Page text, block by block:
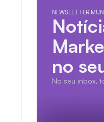
NEWSLETTER
no
No seu inbox,